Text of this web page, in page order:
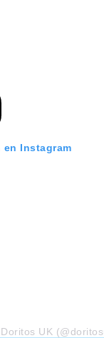
Instagram
UK